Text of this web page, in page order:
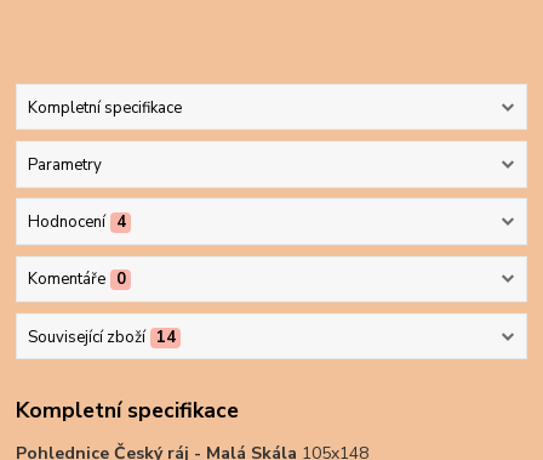
Kompletní specifikace
Parametry
Hodnocení 4
Komentáře 0
Související zboží 14
Kompletní specifikace
Pohlednice Český ráj - Malá Skála 105x148